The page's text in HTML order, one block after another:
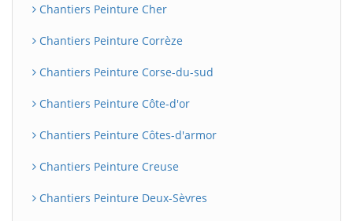
Chantiers Peinture Cher
Chantiers Peinture Corrèze
Chantiers Peinture Corse-du-sud
Chantiers Peinture Côte-d'or
Chantiers Peinture Côtes-d'armor
Chantiers Peinture Creuse
Chantiers Peinture Deux-Sèvres